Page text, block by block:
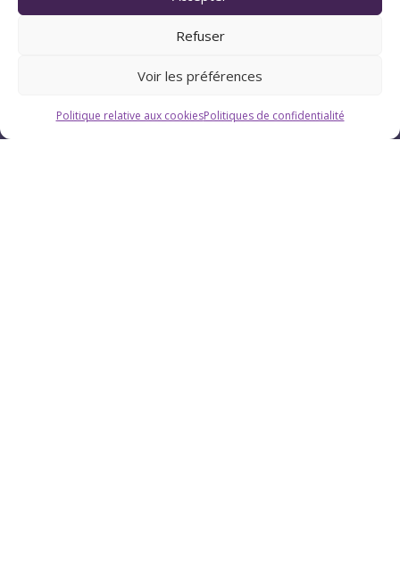
Refuser
Voir les préférences
Politique relative aux cookiesPolitiques de confidentialité
Du lundi au vendredi : 9h-12h / 13h-18h
Le samedi : 9h-12h